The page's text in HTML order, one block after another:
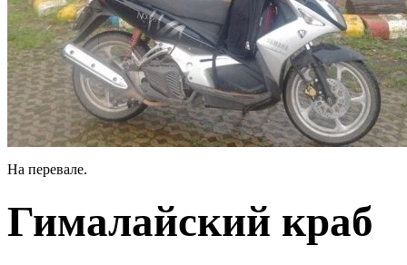
На перевале.
Гималайский краб